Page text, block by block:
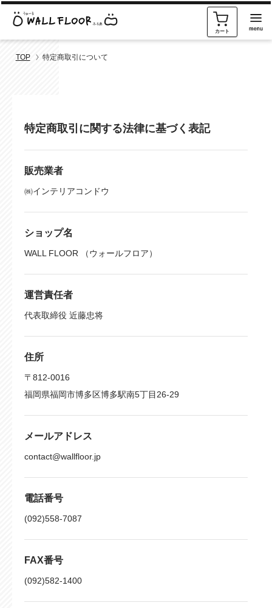
カート
TOP 特定商取引について
特定商取引に関する法律に基づく表記
販売業者
㈱インテリアコンドウ
ショップ名
WALL FLOOR （ウォールフロア）
運営責任者
代表取締役 近藤忠将
住所
〒812-0016
福岡県福岡市博多区博多駅南5丁目26-29
メールアドレス
contact@wallfloor.jp
電話番号
(092)558-7087
FAX番号
(092)582-1400